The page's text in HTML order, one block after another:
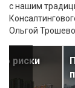
с нашим
Ольгой
риски